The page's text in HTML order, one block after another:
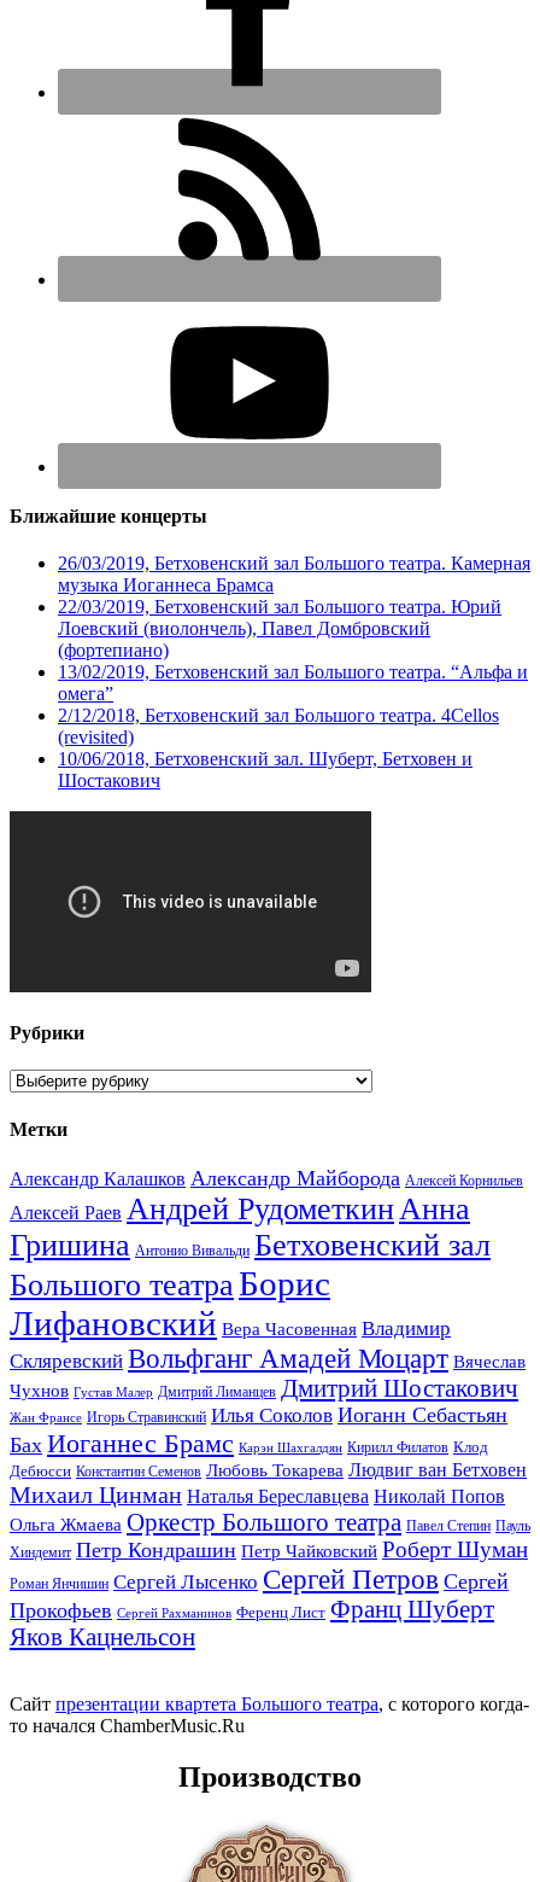
Ближайшие концерты
26/03/2019, Бетховенский зал Большого театра. Камерная
музыка Иоганнеса Брамса
22/03/2019, Бетховенский зал Большого театра. Юрий
Лоевский (виолончель), Павел Домбровский
(фортепиано)
13/02/2019, Бетховенский зал Большого театра. “Альфа и
омега”
2/12/2018, Бетховенский зал Большого театра. 4Cellos
(revisited)
10/06/2018, Бетховенский зал. Шуберт, Бетховен и
Шостакович
Рубрики
Рубрики
Метки
Александр Калашков Александр Майборода Алексей Корнильев
Алексей Раев Андрей РудометкинАнна
Гришина Антонио Вивальди Бетховенский зал
Большого театраБорис
Лифановский Вера Часовенная Владимир
Скляревский Вольфганг Амадей Моцарт Вячеслав
Чухнов Густав Малер Дмитрий Лиманцев Дмитрий Шостакович
Жан Франсе Игорь Стравинский Илья Соколов Иоганн Себастьян
Бах Иоганнес Брамс Карэн Шахгалдян Кирилл Филатов Клод
Дебюсси Константин Семенов Любовь Токарева Людвиг ван Бетховен
Михаил Цинман Наталья Береславцева Николай Попов
Ольга Жмаева Оркестр Большого театра Павел Степин Пауль
Хиндемит Петр Кондрашин Петр Чайковский Роберт Шуман
Роман Янчишин Сергей Лысенко Сергей Петров Сергей
Прокофьев Сергей Рахманинов Ференц Лист Франц Шуберт
Яков Кацнельсон
Сайт презентации квартета Большого театра, с которого когда-
то начался ChamberMusic.Ru
Производство